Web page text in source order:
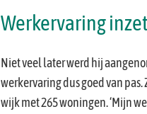
Werkervaring
Niet veel later werd hij
werkervaring dus goed van
wijk met 265 woningen. ‘Mijn